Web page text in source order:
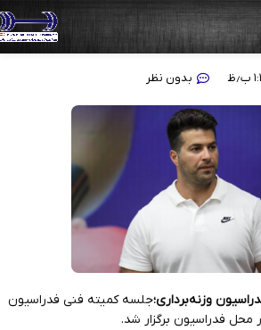
بزرگسالان باقی ماند
بدون نظر
وزنه‌برداری؛جلسه کمیته فنی فدراسیون
محل فدراسیون برگزار شد.